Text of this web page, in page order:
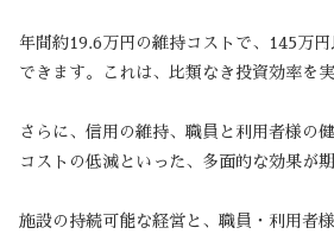
年間約19.6万円の維持コストで、145万
できます。これは、比類なき投資効率を
さらに、信用の維持、職員と利用者様の
コストの低減といった、多面的な効果が
施設の持続可能な経営と、職員・利用者